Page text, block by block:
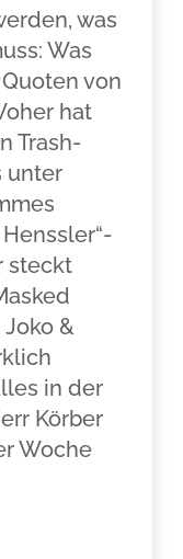
was
Was
von
hat
Trash-
unter
steckt
Joko &
in der
Körber
Woche